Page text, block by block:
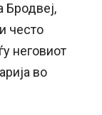
Бродвеј,
често
неговиот
во